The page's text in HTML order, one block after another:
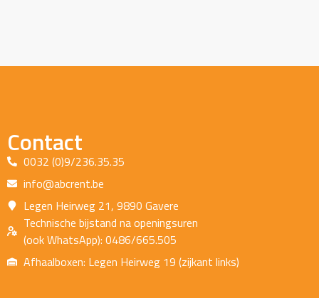
Contact
0032 (0)9/236.35.35
info@abcrent.be
Legen Heirweg 21, 9890 Gavere
Technische bijstand na openingsuren
(ook WhatsApp): 0486/665.505
Afhaalboxen: Legen Heirweg 19 (zijkant links)